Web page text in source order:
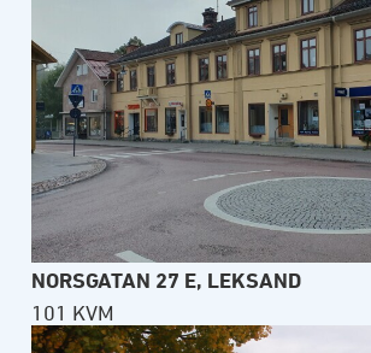
NORSGATAN 27 E, LEKSAND
101 KVM